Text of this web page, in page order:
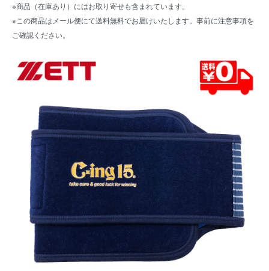
※商品（在庫あり）にはお取り寄せも含まれています。
※この商品はメール便にて送料無料でお届けいたします。事前に注意事項を
ご確認ください。